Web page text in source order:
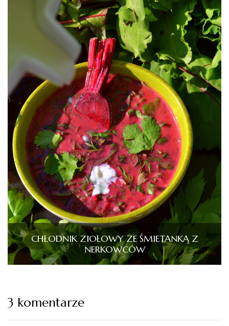
CHŁODNIK ZIOŁOWY ZE ŚMIETANKĄ Z
NERKOWCÓW
3 komentarze